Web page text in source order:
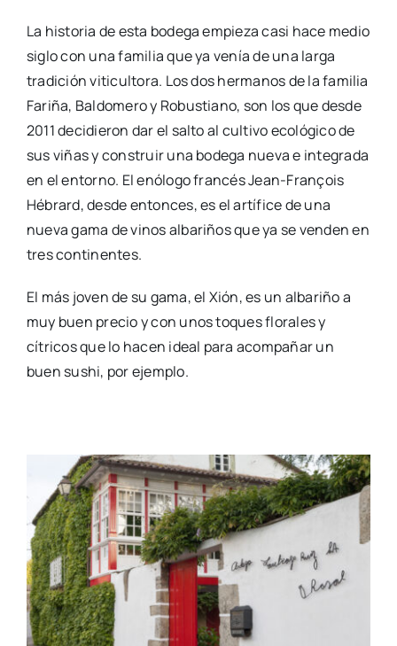
La historia de esta bodega empieza casi hace medio
siglo con una familia que ya venía de una larga
tradición viticultora. Los dos hermanos de la familia
Fariña, Baldomero y Robustiano, son los que desde
2011 decidieron dar el salto al cultivo ecológico de
sus viñas y construir una bodega nueva e integrada
en el entorno. El enólogo francés Jean-François
Hébrard, desde entonces, es el artífice de una
nueva gama de vinos albariños que ya se venden en
tres continentes.
El más joven de su gama, el Xión, es un albariño a
muy buen precio y con unos toques florales y
cítricos que lo hacen ideal para acompañar un
buen sushi, por ejemplo.